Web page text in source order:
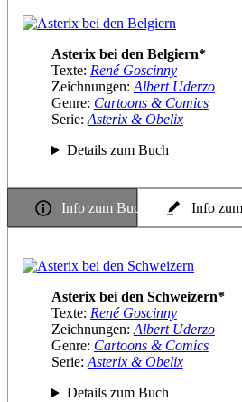
Asterix bei den Belgiern*
Texte: René Goscinny
Zeichnungen: Albert Uderzo
Genre: Cartoons & Comics
Serie: Asterix & Obelix
Details zum Buch
Info zum Buch Info zum
Asterix bei den Schweizern*
Texte: René Goscinny
Zeichnungen: Albert Uderzo
Genre: Cartoons & Comics
Serie: Asterix & Obelix
Details zum Buch